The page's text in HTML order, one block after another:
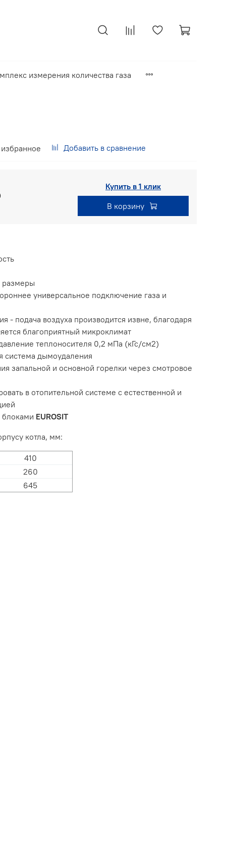
измерения количества газа
Добавить в сравнение
Купить в 1 клик
В корзину
размеры
универсальное подключение газа и
- подача воздуха производится извне, благодаря
благоприятный микроклимат
теплоносителя 0,2 мПа (кГс/см2)
система дымоудаления
запальной и основной горелки через смотровое
в отопительной системе с естественной и
блоками EUROSIT
котла, мм:
410
260
645